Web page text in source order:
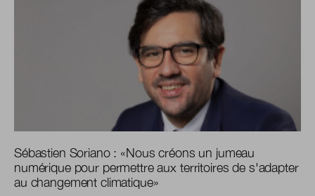
Sébastien Soriano : «Nous créons un jumeau
numérique pour permettre aux territoires de s'adapter
au changement climatique»